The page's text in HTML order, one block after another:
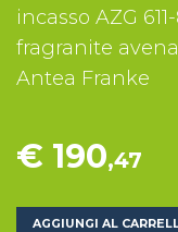
incasso AZG
fragranite avena
Antea Franke
€ 190,47
AGGIUNGI AL